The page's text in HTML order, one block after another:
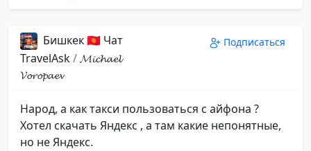
Бишкек 🇰🇬 Чат
TravelAsk/𝓜𝓲𝓬𝓱𝓪𝓮𝓵
𝓥𝓸𝓻𝓸𝓹𝓪𝓮𝓿
Подписаться
Народ, а как такси пользоваться с айфона ?
Хотел скачать Яндекс , а там какие непонятные,
но не Яндекс.